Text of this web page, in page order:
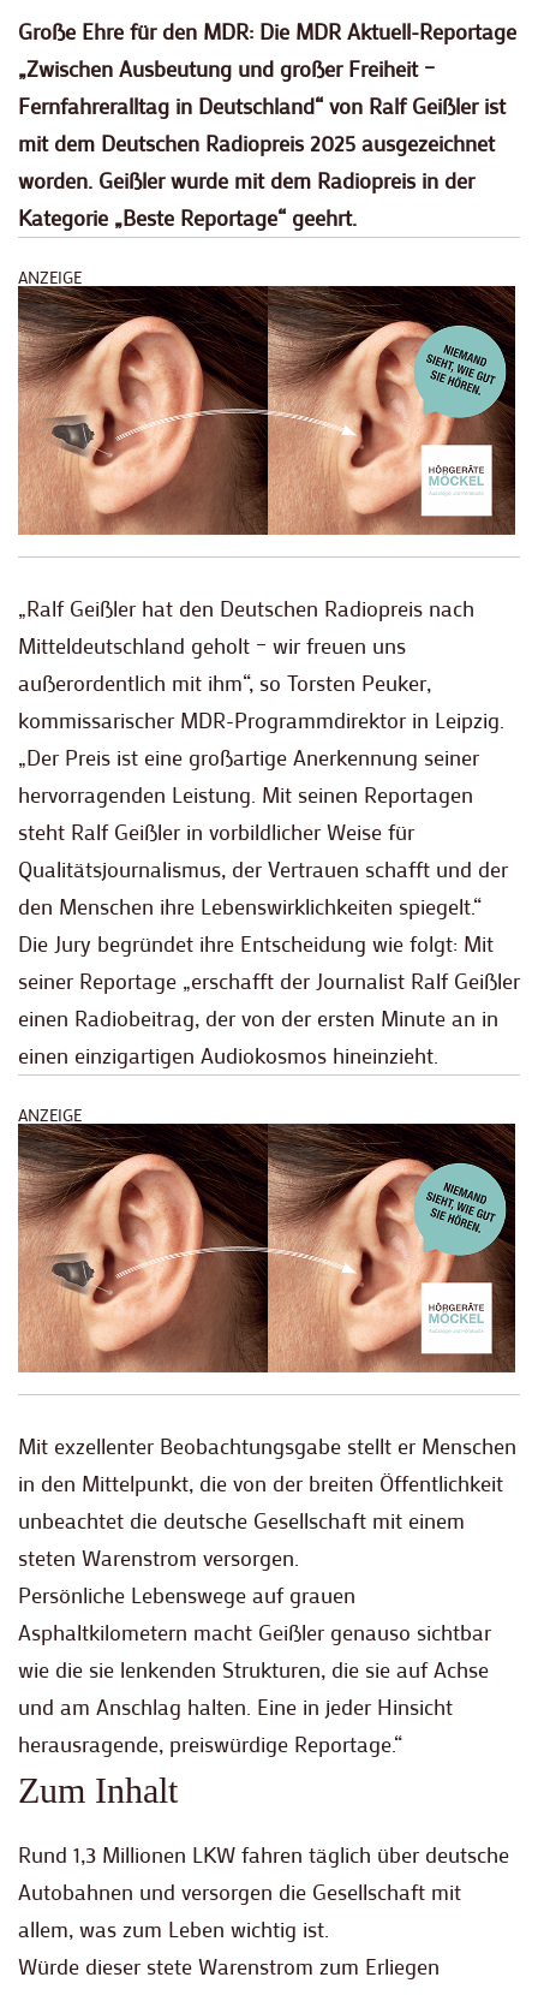
Große Ehre für den MDR: Die MDR Aktuell-Reportage
„Zwischen Ausbeutung und großer Freiheit –
Fernfahreralltag in Deutschland“ von Ralf Geißler ist
mit dem Deutschen Radiopreis 2025 ausgezeichnet
worden. Geißler wurde mit dem Radiopreis in der
Kategorie „Beste Reportage“ geehrt.
ANZEIGE
„Ralf Geißler hat den Deutschen Radiopreis nach
Mitteldeutschland geholt – wir freuen uns
außerordentlich mit ihm“, so Torsten Peuker,
kommissarischer MDR-Programmdirektor in Leipzig.
„Der Preis ist eine großartige Anerkennung seiner
hervorragenden Leistung. Mit seinen Reportagen
steht Ralf Geißler in vorbildlicher Weise für
Qualitätsjournalismus, der Vertrauen schafft und der
den Menschen ihre Lebenswirklichkeiten spiegelt.“
Die Jury begründet ihre Entscheidung wie folgt: Mit
seiner Reportage „erschafft der Journalist Ralf Geißler
einen Radiobeitrag, der von der ersten Minute an in
einen einzigartigen Audiokosmos hineinzieht.
ANZEIGE
Mit exzellenter Beobachtungsgabe stellt er Menschen
in den Mittelpunkt, die von der breiten Öffentlichkeit
unbeachtet die deutsche Gesellschaft mit einem
steten Warenstrom versorgen.
Persönliche Lebenswege auf grauen
Asphaltkilometern macht Geißler genauso sichtbar
wie die sie lenkenden Strukturen, die sie auf Achse
und am Anschlag halten. Eine in jeder Hinsicht
herausragende, preiswürdige Reportage.“
Zum Inhalt
Rund 1,3 Millionen LKW fahren täglich über deutsche
Autobahnen und versorgen die Gesellschaft mit
allem, was zum Leben wichtig ist.
Würde dieser stete Warenstrom zum Erliegen